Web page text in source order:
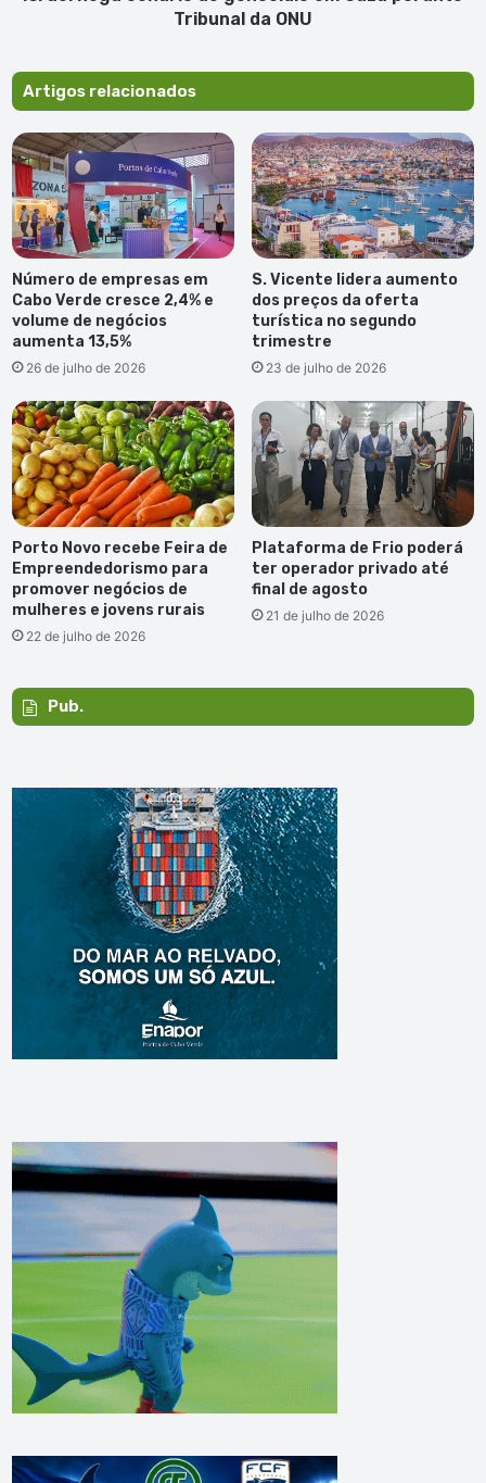
Tribunal da ONU
Artigos relacionados
Número de empresas em
Cabo Verde cresce 2,4% e
volume de negócios
aumenta 13,5%
26 de julho de 2026
S. Vicente lidera aumento
dos preços da oferta
turística no segundo
trimestre
23 de julho de 2026
Porto Novo recebe Feira de
Empreendedorismo para
promover negócios de
mulheres e jovens rurais
22 de julho de 2026
Plataforma de Frio poderá
ter operador privado até
final de agosto
21 de julho de 2026
Pub.